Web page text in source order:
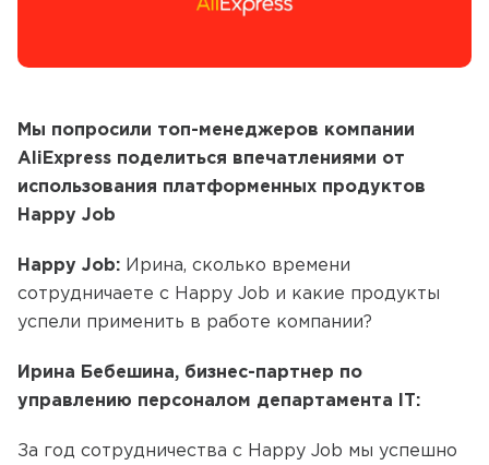
Мы попросили топ-менеджеров компании
AliExpress поделиться впечатлениями от
использования платформенных продуктов
Happy Job
Happy Job: Ирина, сколько времени
сотрудничаете с Happy Job и какие продукты
успели применить в работе компании?
Ирина Бебешина, бизнес-партнер по
управлению персоналом департамента IT:
За год сотрудничества с Happy Job мы успешно